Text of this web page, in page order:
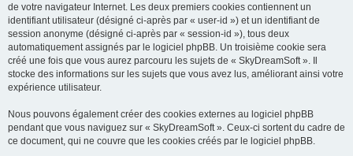
de votre navigateur Internet. Les deux premiers cookies contiennent un
identifiant utilisateur (désigné ci-après par « user-id ») et un identifiant de
session anonyme (désigné ci-après par « session-id »), tous deux
automatiquement assignés par le logiciel phpBB. Un troisième cookie sera
créé une fois que vous aurez parcouru les sujets de « SkyDreamSoft ». Il
stocke des informations sur les sujets que vous avez lus, améliorant ainsi votre
expérience utilisateur.
Nous pouvons également créer des cookies externes au logiciel phpBB
pendant que vous naviguez sur « SkyDreamSoft ». Ceux-ci sortent du cadre de
ce document, qui ne couvre que les cookies créés par le logiciel phpBB.